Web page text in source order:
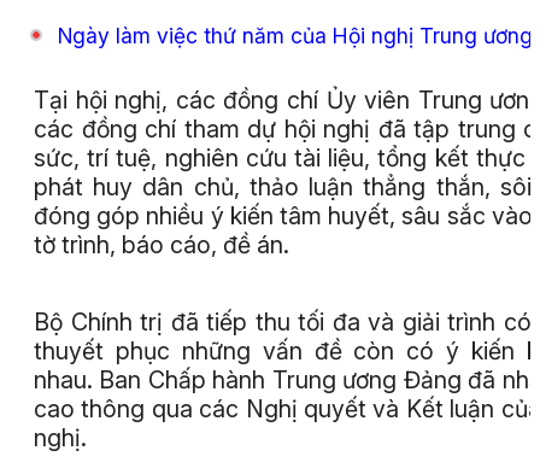
Ngày làm việc thứ năm của Hội nghị Trung ương
Tại hội nghị, các đồng chí Ủy viên Trung
các đồng chí tham dự hội nghị đã tập trung
sức, trí tuệ, nghiên cứu tài liệu, tổng kết thực
phát huy dân chủ, thảo luận thẳng thắn, sôi
đóng góp nhiều ý kiến tâm huyết, sâu sắc vào
tờ trình, báo cáo, đề án.
Bộ Chính trị đã tiếp thu tối đa và giải trình có
thuyết phục những vấn đề còn có ý kiến
nhau. Ban Chấp hành Trung ương Đảng đã
cao thông qua các Nghị quyết và Kết luận
nghị.